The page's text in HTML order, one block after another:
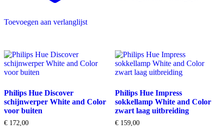
Toevoegen aan verlanglijst
Philips Hue Discover
schijnwerper White and Color
voor buiten
€ 172,00
Philips Hue Impress
sokkellamp White and Color
zwart laag uitbreiding
€159,00